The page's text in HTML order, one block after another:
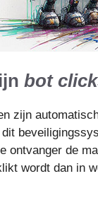
bot
zijn
ontvanger de
wordt dan in